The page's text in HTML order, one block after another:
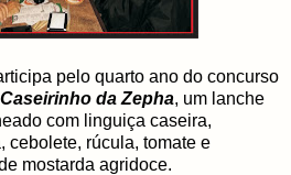
pelo quarto ano do concurso
Caseirinho da Zepha, um lanche
com linguiça caseira,
cebolete, rúcula, tomate e
mostarda agridoce.